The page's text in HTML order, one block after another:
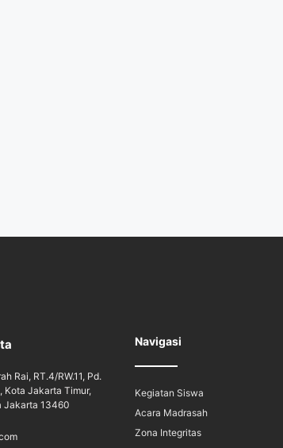
Rai, RT.4/RW.11, Pd.
Kota Jakarta Timur,
Jakarta 13460
Navigasi
Kegiatan Siswa
Acara Madrasah
Zona Integritas